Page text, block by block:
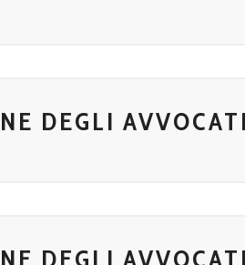
DEGLI
DEGLI